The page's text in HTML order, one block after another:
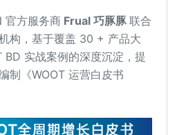
官方服务商 Frual 巧豚豚 联合
构，基于覆盖 30 + 产品大
BD 实战案例的深度沉淀，提
制《WOOT 运营白皮书